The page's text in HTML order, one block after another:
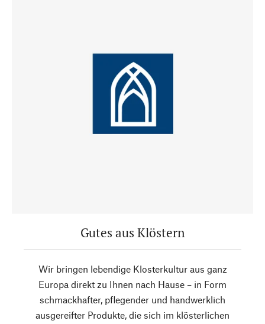
Gutes aus Klöstern
Wir bringen lebendige Klosterkultur aus ganz
Europa direkt zu Ihnen nach Hause – in Form
schmackhafter, pflegender und handwerklich
ausgereifter Produkte, die sich im klösterlichen